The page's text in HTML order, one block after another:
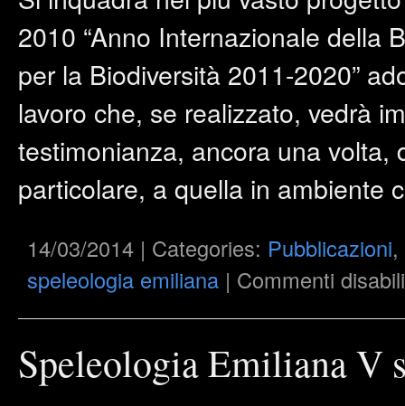
2010 “Anno Internazionale della
per la Biodiversità 2011-2020”
lavoro che, se realizzato, vedrà
testimonianza, ancora una volta,
particolare, a quella in ambiente
14/03/2014 | Categories: Pubblicazioni,
speleologia emiliana | Commenti
Speleologia Emiliana V